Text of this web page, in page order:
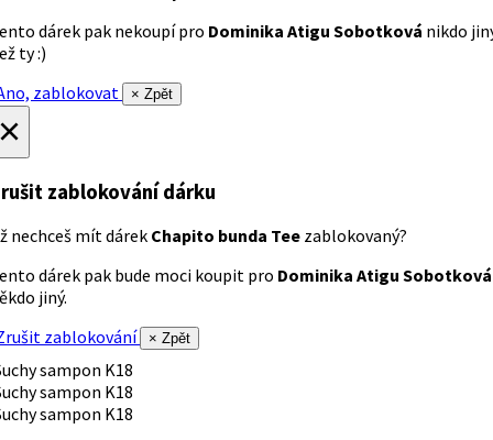
dárek pak nekoupí pro Dominika Atigu Sobotková nikdo
ty :)
zablokovat
× Zpět
zablokování dárku
nechceš mít dárek Chapito bunda Tee zablokovaný?
dárek pak bude moci koupit pro Dominika Atigu Sobotková
jiný.
zablokování
× Zpět